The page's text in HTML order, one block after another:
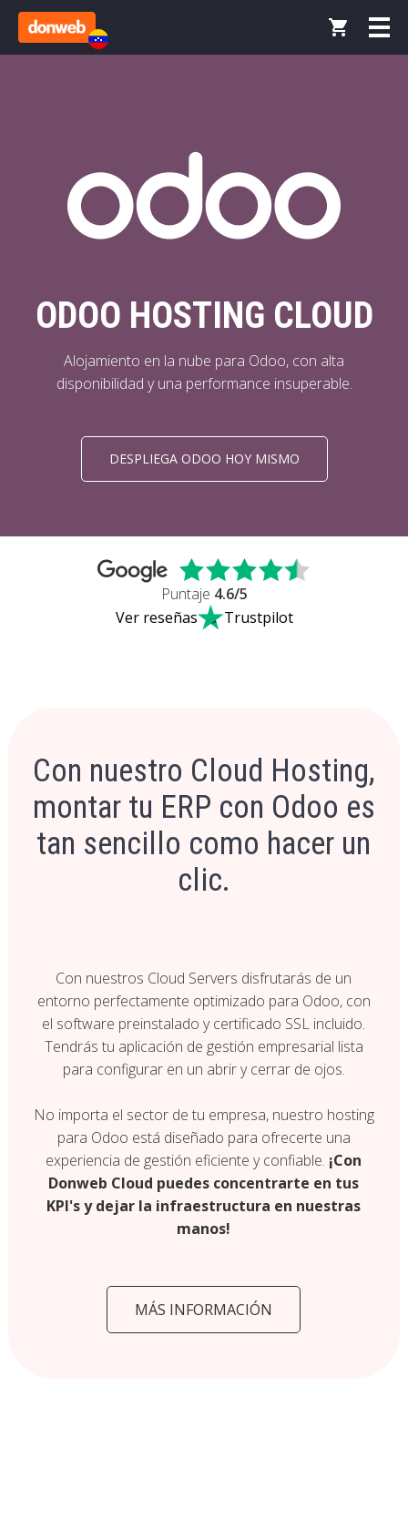
ODOO HOSTING CLOUD
Alojamiento en la nube para Odoo, con alta
disponibilidad y una performance insuperable.
DESPLIEGA ODOO HOY MISMO
Puntaje 4.6/5
Ver reseñas
Trustpilot
Con nuestro Cloud Hosting,
montar tu ERP con Odoo es
tan sencillo como hacer un
clic.
Con nuestros Cloud Servers disfrutarás de un
entorno perfectamente optimizado para Odoo, con
el software preinstalado y certificado SSL incluido.
Tendrás tu aplicación de gestión empresarial lista
para configurar en un abrir y cerrar de ojos.
No importa el sector de tu empresa, nuestro hosting
para Odoo está diseñado para ofrecerte una
experiencia de gestión eficiente y confiable. ¡Con
Donweb Cloud puedes concentrarte en tus
KPI's y dejar la infraestructura en nuestras
manos!
MÁS INFORMACIÓN